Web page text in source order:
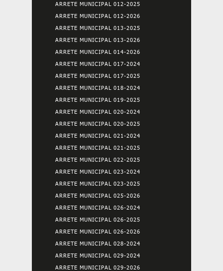
ARRETE MUNICIPAL 012-2025
ARRETE MUNICIPAL 012-2026
ARRETE MUNICIPAL 013-2025
ARRETE MUNICIPAL 013-2026
ARRETE MUNICIPAL 014-2026
ARRETE MUNICIPAL 017-2024
ARRETE MUNICIPAL 017-2025
ARRETE MUNICIPAL 018-2024
ARRETE MUNICIPAL 019-2025
ARRETE MUNICIPAL 020-2024
ARRETE MUNICIPAL 020-2025
ARRETE MUNICIPAL 021-2024
ARRETE MUNICIPAL 021-2025
ARRETE MUNICIPAL 022-2025
ARRETE MUNICIPAL 023-2024
ARRETE MUNICIPAL 023-2025
ARRETE MUNICIPAL 025-2026
ARRETE MUNICIPAL 026-2024
ARRETE MUNICIPAL 026-2025
ARRETE MUNICIPAL 026-2026
ARRETE MUNICIPAL 028-2024
ARRETE MUNICIPAL 029-2024
ARRETE MUNICIPAL 029-2026